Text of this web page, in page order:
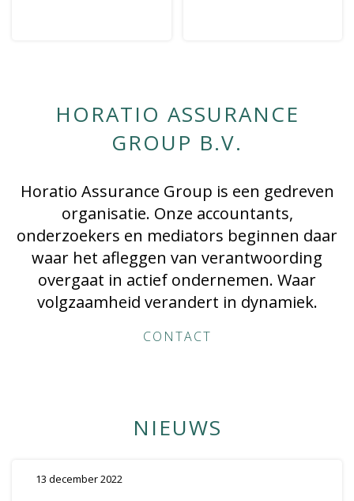
HORATIO ASSURANCE
GROUP B.V.
Horatio Assurance Group is een gedreven
organisatie. Onze accountants,
onderzoekers en mediators beginnen daar
waar het afleggen van verantwoording
overgaat in actief ondernemen. Waar
volgzaamheid verandert in dynamiek.
CONTACT
NIEUWS
13 december 2022